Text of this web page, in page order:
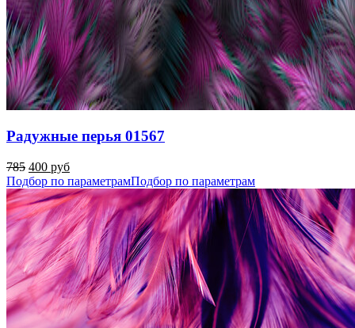
Радужные перья 01567
785 400 руб
Подбор по параметрамПодбор по параметрам